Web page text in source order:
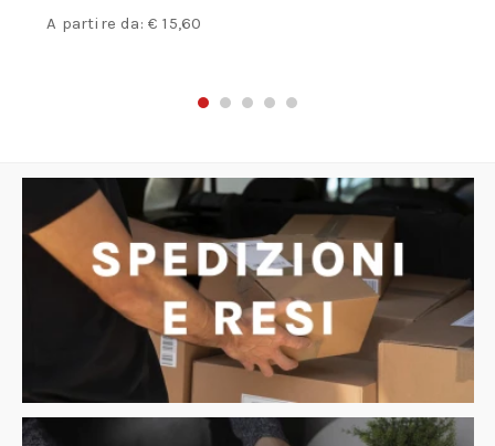
A partire da: € 15,60